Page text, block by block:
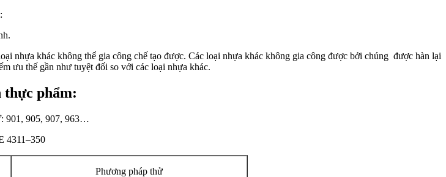
nhựa khác không thể gia công chế tạo được. Các loại nhựa khác không gia công được bởi chúng được hàn lại
ưu thế gần như tuyệt đối so với các loại nhựa khác.
thực phẩm:
901, 905, 907, 963…
4311–350
Phương pháp thử